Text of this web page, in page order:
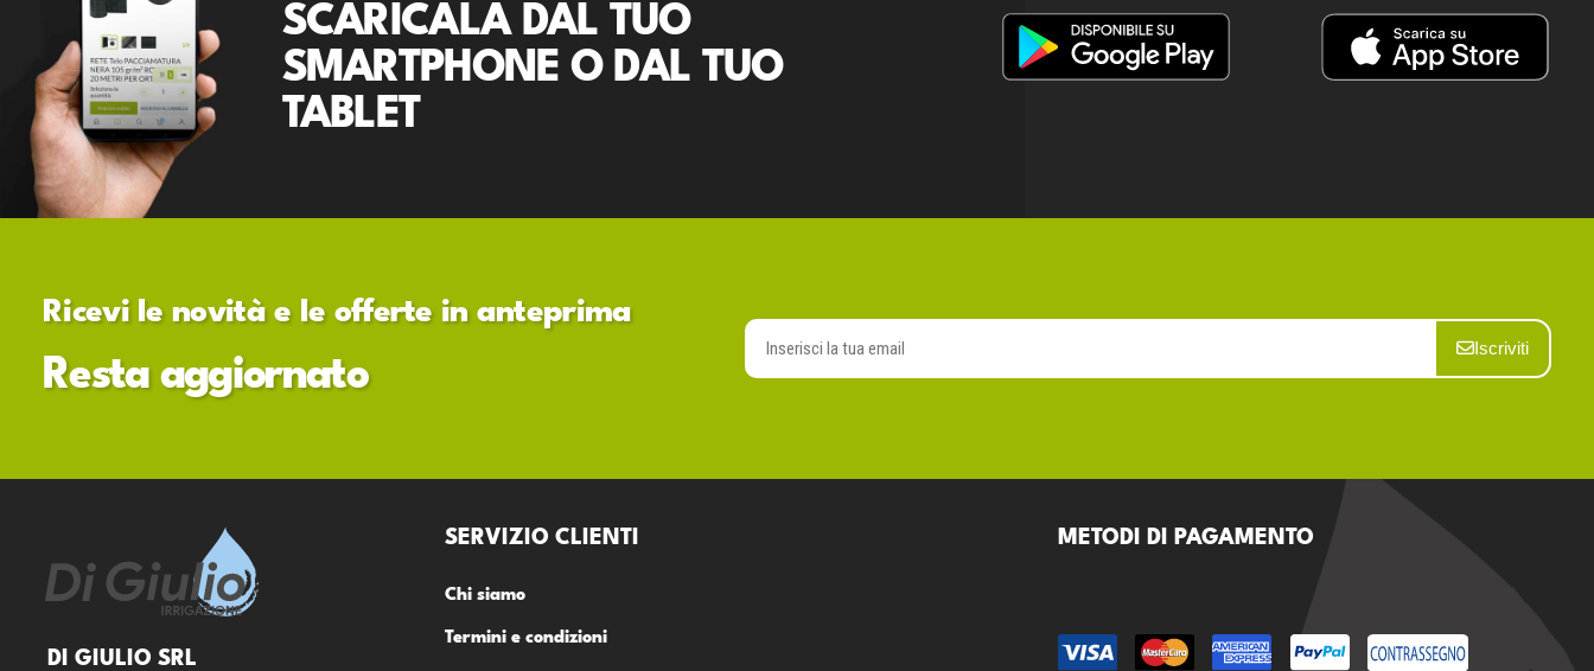
SCARICALA DAL TUO
SMARTPHONE O DAL TUO
TABLET
Ricevi le novità e le offerte in anteprima
Resta aggiornato
Iscriviti
DI GIULIO SRL
SERVIZIO CLIENTI
Chi siamo
Termini e condizioni
METODI DI PAGAMENTO